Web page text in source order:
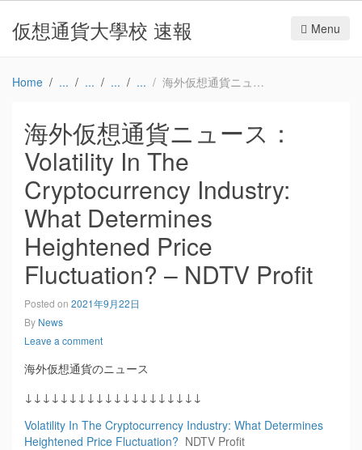
仮想通貨大學校 速報 Menu
Home 海外仮想通貨ニュース：Volatility In The Cryptocurrency Industry: What Determines Heightened Price Fluctuation? – NDTV Profit
海外仮想通貨ニュース：
Volatility In The
Cryptocurrency Industry:
What Determines
Heightened Price
Fluctuation? – NDTV Profit
Posted on 2021年9月22日
By News
Leave a comment
海外仮想通貨のニュース
↓↓↓↓↓↓↓↓↓↓↓↓↓↓↓↓↓↓↓↓
Volatility In The Cryptocurrency Industry: What Determines
Heightened Price Fluctuation? NDTV Profit